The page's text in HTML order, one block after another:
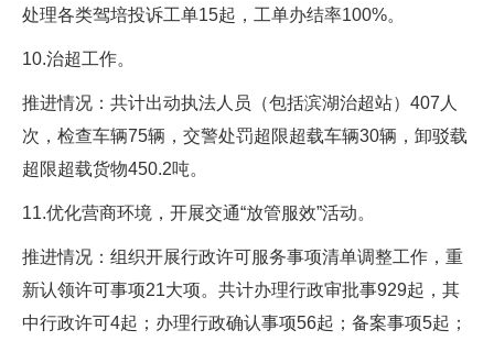
处理各类驾培投诉工单15起，工单办结率100%。
10.治超工作。
推进情况：共计出动执法人员（包括滨湖治超站）407人
次，检查车辆75辆，交警处罚超限超载车辆30辆，卸驳载
超限超载货物450.2吨。
11.优化营商环境，开展交通“放管服效”活动。
推进情况：组织开展行政许可服务事项清单调整工作，重
新认领许可事项21大项。共计办理行政审批事929起，其
中行政许可4起；办理行政确认事项56起；备案事项5起；